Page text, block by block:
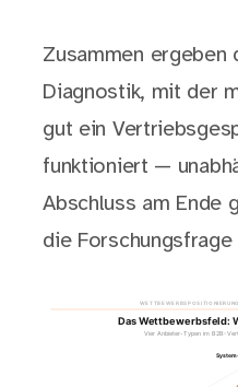
Zusammen
Diagnostik, mit der
gut ein
funktioniert —
Abschluss am Ende
die